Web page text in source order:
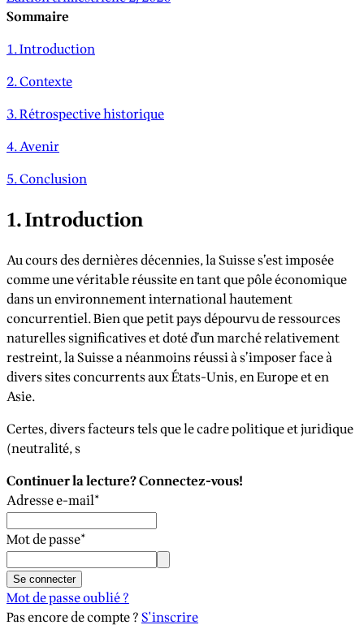
Sommaire
1. Introduction
2. Contexte
3. Rétrospective historique
4. Avenir
5. Conclusion
1. Introduction
Au cours des dernières décennies, la Suisse s’est imposée
comme une véritable réussite en tant que pôle économique
dans un environnement international hautement
concurrentiel. Bien que petit pays dépourvu de ressources
naturelles significatives et doté d’un marché relativement
restreint, la Suisse a néanmoins réussi à s’imposer face à
divers sites concurrents aux États-Unis, en Europe et en
Asie.
Certes, divers facteurs tels que le cadre politique et juridique
(neutralité, s
Continuer la lecture? Connectez-vous!
Adresse e-mail*
Mot de passe*
Se connecter
Mot de passe oublié ?
Pas encore de compte ?S'inscrire